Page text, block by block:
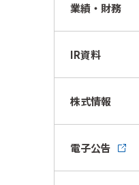
業績・財務
IR資料
株式情報
電子公告